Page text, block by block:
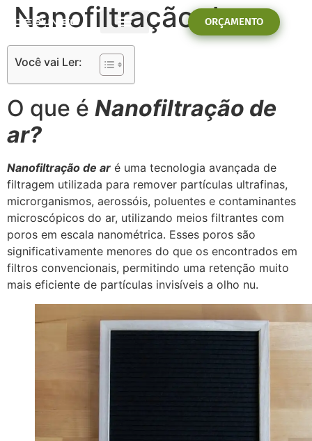
ORÇAMENTO
Nanofiltração de ar
Você vai Ler:
O que é Nanofiltração de
ar?
Nanofiltração de ar é uma tecnologia avançada de
filtragem utilizada para remover partículas ultrafinas,
microrganismos, aerossóis, poluentes e contaminantes
microscópicos do ar, utilizando meios filtrantes com
poros em escala nanométrica. Esses poros são
significativamente menores do que os encontrados em
filtros convencionais, permitindo uma retenção muito
mais eficiente de partículas invisíveis a olho nu.